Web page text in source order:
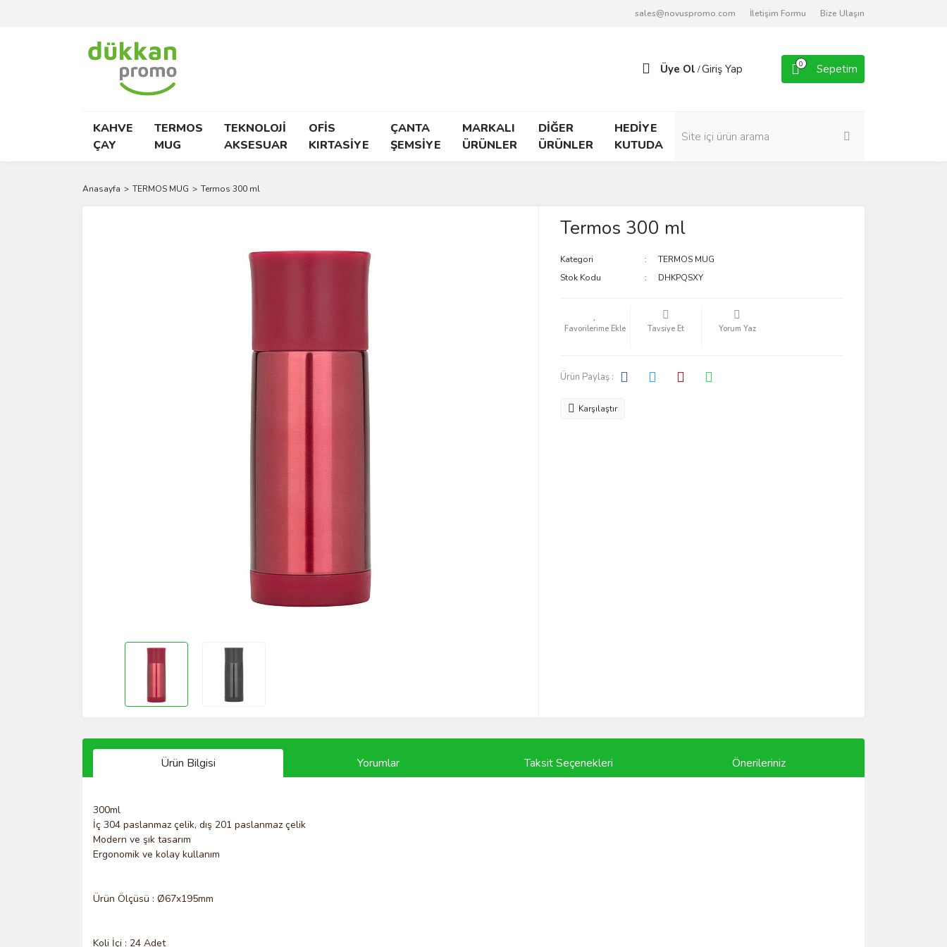
sales@novuspromo.com İletişim Formu Bize Ulaşın
Üye Ol /Giriş Yap 0 Sepetim
KAHVE
ÇAY
TERMOS
MUG
TEKNOLOJİ
AKSESUAR
OFİS
KIRTASİYE
ÇANTA
ŞEMSİYE
MARKALI
ÜRÜNLER
DİĞER
ÜRÜNLER
HEDİYE
KUTUDA
Anasayfa TERMOS MUG Termos 300 ml
Termos 300 ml
Kategori
TERMOS MUG
Stok Kodu
DHKPQSXY
Tavsiye Et Yorum Yaz
Ürün Paylaş :
Karşılaştır
Ürün Bilgisi Yorumlar Taksit Seçenekleri Önerileriniz
300ml
İç 304 paslanmaz çelik, dış 201 paslanmaz çelik
Modern ve şık tasarım
Ergonomik ve kolay kullanım
Ürün Ölçüsü : Ø67x195mm
Koli İçi : 24 Adet